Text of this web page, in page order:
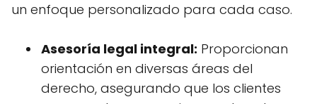
un enfoque personalizado para cada caso.
Asesoría legal integral: Proporcionan
orientación en diversas áreas del
derecho, asegurando que los clientes